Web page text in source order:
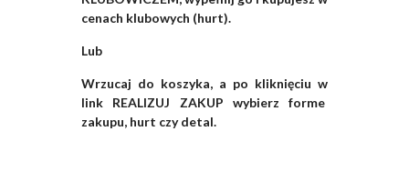
cenach klubowych (hurt).
Lub
Wrzucaj do koszyka, a po kliknięciu w
link REALIZUJ ZAKUP wybierz forme
zakupu, hurt czy detal.